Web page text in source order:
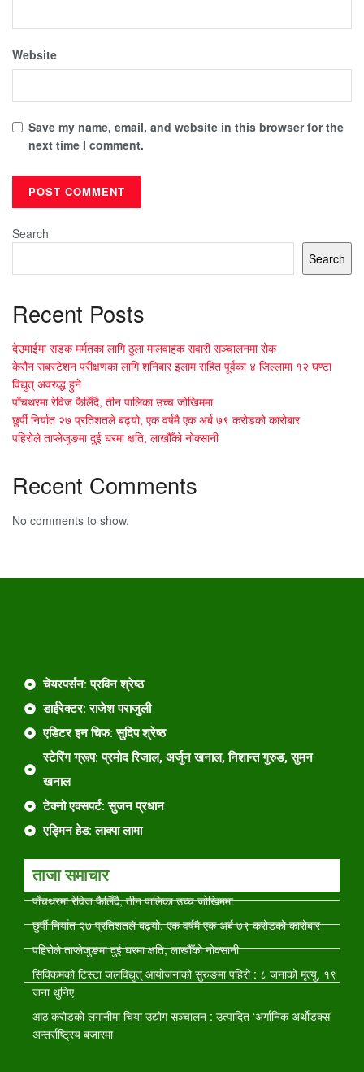
Website
Save my name, email, and website in this browser for the
next time I comment.
Search
Search
Recent Posts
देउमाईमा सडक मर्मतका लागि ठुला मालवाहक सवारी सञ्चालनमा रोक
केरौन सबस्टेशन परीक्षणका लागि शनिबार इलाम सहित पूर्वका ४ जिल्लामा १२ घण्टा
विद्युत् अवरुद्ध हुने
पाँचथरमा रेविज फैलिँदै, तीन पालिका उच्च जोखिममा
छुर्पी निर्यात २७ प्रतिशतले बढ्यो, एक वर्षमै एक अर्ब ७९ करोडको कारोबार
पहिरोले ताप्लेजुङमा दुई घरमा क्षति, लाखौँको नोक्सानी
Recent Comments
No comments to show.
चेयरपर्सन: प्रविन श्रेष्ठ
डाईरेक्टर: राजेश पराजुली
एडिटर इन चिफ: सुदिप श्रेष्ठ
स्टेरिंग ग्रूप: प्रमोद रिजाल, अर्जुन खनाल, निशान्त गुरुङ, सुमन
खनाल
टेक्नो एक्सपर्ट: सुजन प्रधान
एड्मिन हेड: लाक्पा लामा
ताजा समाचार
पाँचथरमा रेविज फैलिँदै, तीन पालिका उच्च जोखिममा
छुर्पी निर्यात २७ प्रतिशतले बढ्यो, एक वर्षमै एक अर्ब ७९ करोडको कारोबार
पहिरोले ताप्लेजुङमा दुई घरमा क्षति, लाखौँको नोक्सानी
सिक्किमको टिस्टा जलविद्युत् आयोजनाको सुरुङमा पहिरो : ८ जनाको मृत्यु, १९
जना थुनिए
आठ करोडको लगानीमा चिया उद्योग सञ्चालन : उत्पादित ‘अर्गानिक अर्थोडक्स’
अन्तर्राष्ट्रिय बजारमा